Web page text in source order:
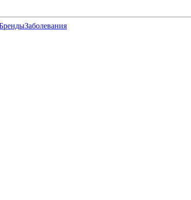
Заболевания